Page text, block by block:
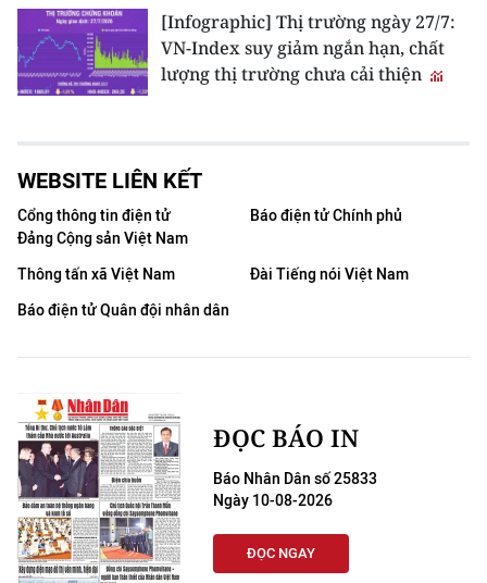
[Infographic] Thị trường ngày 27/7:
VN-Index suy giảm ngắn hạn, chất
lượng thị trường chưa cải thiện
WEBSITE LIÊN KẾT
Cổng thông tin điện tử
Đảng Cộng sản Việt Nam
Báo điện tử Chính phủ
Thông tấn xã Việt Nam
Đài Tiếng nói Việt Nam
Báo điện tử Quân đội nhân dân
ĐỌC BÁO IN
Báo Nhân Dân số 25833
Ngày 10-08-2026
ĐỌC NGAY